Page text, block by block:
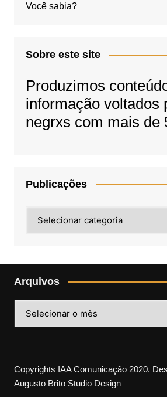
Você sabia?
Sobre este site
Produzimos
informação voltados
negrxs com mais de
Publicações
Arquivos
Copyrights IAA Comunicação 2020.
Augusto Brito Studio Design